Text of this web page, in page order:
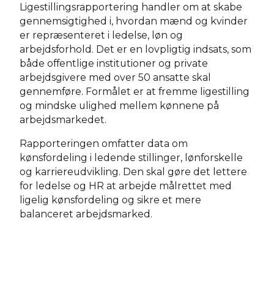
Ligestillingsrapportering handler om at skabe
gennemsigtighed i, hvordan mænd og kvinder
er repræsenteret i ledelse, løn og
arbejdsforhold. Det er en lovpligtig indsats, som
både offentlige institutioner og private
arbejdsgivere med over 50 ansatte skal
gennemføre. Formålet er at fremme ligestilling
og mindske ulighed mellem kønnene på
arbejdsmarkedet.
Rapporteringen omfatter data om
kønsfordeling i ledende stillinger, lønforskelle
og karriereudvikling. Den skal gøre det lettere
for ledelse og HR at arbejde målrettet med
ligelig kønsfordeling og sikre et mere
balanceret arbejdsmarked.